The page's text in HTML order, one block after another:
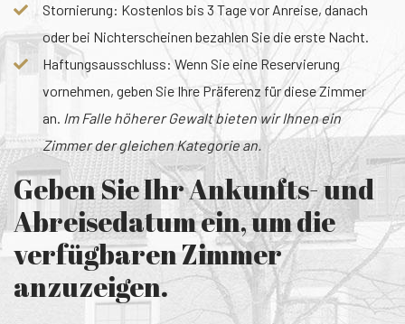
Stornierung: Kostenlos bis 3 Tage vor Anreise, danach
oder bei Nichterscheinen bezahlen Sie die erste Nacht.
Haftungsausschluss: Wenn Sie eine Reservierung
vornehmen, geben Sie Ihre Präferenz für diese Zimmer
an. Im Falle höherer Gewalt bieten wir Ihnen ein
Zimmer der gleichen Kategorie an.
Geben Sie Ihr Ankunfts- und
Abreisedatum ein, um die
verfügbaren Zimmer
anzuzeigen.